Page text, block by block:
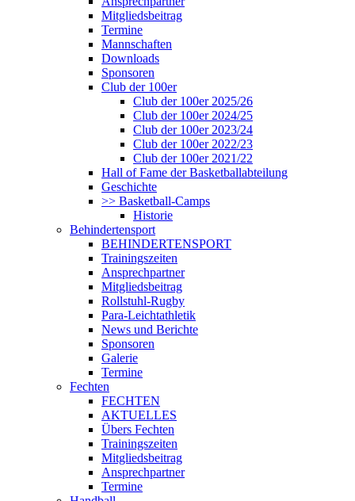
Mitgliedsbeitrag
Termine
Mannschaften
Downloads
Sponsoren
Club der 100er
Club der 100er 2025/26
Club der 100er 2024/25
Club der 100er 2023/24
Club der 100er 2022/23
Club der 100er 2021/22
Hall of Fame der Basketballabteilung
Geschichte
>> Basketball-Camps
Historie
Behindertensport
BEHINDERTENSPORT
Trainingszeiten
Ansprechpartner
Mitgliedsbeitrag
Rollstuhl-Rugby
Para-Leichtathletik
News und Berichte
Sponsoren
Galerie
Termine
Fechten
FECHTEN
AKTUELLES
Übers Fechten
Trainingszeiten
Mitgliedsbeitrag
Ansprechpartner
Termine